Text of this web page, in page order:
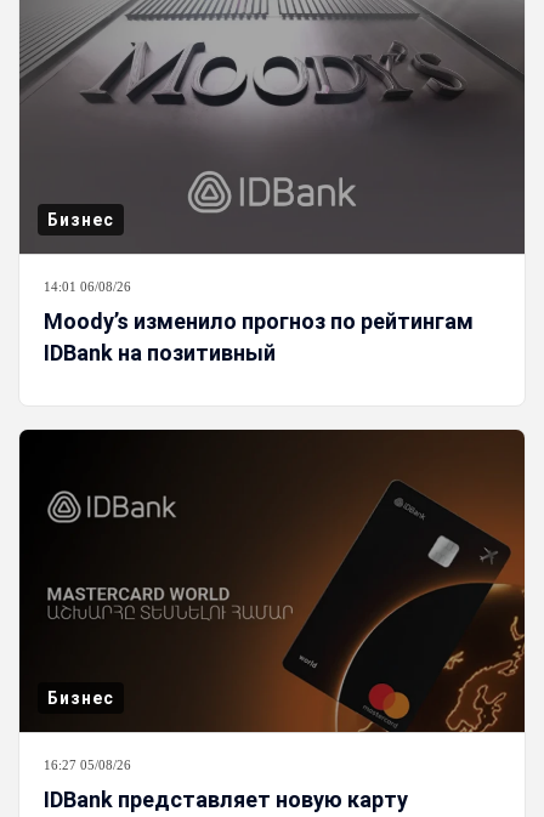
Бизнес
14:01 06/08/26
Moody’s изменило прогноз по рейтингам
IDBank на позитивный
Бизнес
16:27 05/08/26
IDBank представляет новую карту